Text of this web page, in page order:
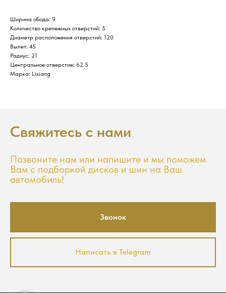
Ширина обода: 9
Количество крепежных отверстий: 5
Диаметр расположения отверстий: 120
Вылет: 45
Радиус: 21
Центральное отверстие: 62.5
Марка: Lixiang
Свяжитесь с нами
Позвоните нам или напишите и мы поможем
Вам с подборкой дисков и шин на Ваш
автомобиль!
Звонок
Написать в Telegram